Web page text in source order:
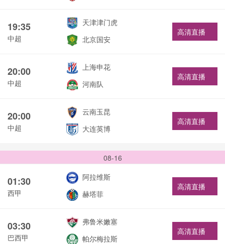
19:35
中超
天津津门虎
北京国安
高清直播
20:00
中超
上海申花
河南队
高清直播
20:00
中超
云南玉昆
大连英博
高清直播
08-16
01:30
西甲
阿拉维斯
赫塔菲
高清直播
03:30
巴西甲
弗鲁米嫩塞
帕尔梅拉斯
高清直播